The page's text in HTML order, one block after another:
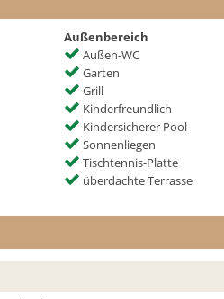
Außenbereich
Außen-WC
Garten
Grill
Kinderfreundlich
Kindersicherer Pool
Sonnenliegen
Tischtennis-Platte
überdachte Terrasse